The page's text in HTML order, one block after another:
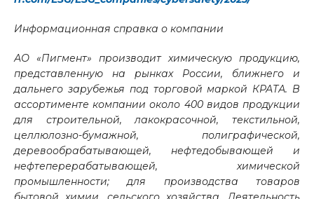
Информационная справка о компании
АО «Пигмент» производит химическую продукцию,
представленную на рынках России, ближнего и
дальнего зарубежья под торговой маркой КРАТА. В
ассортименте компании около 400 видов продукции
для строительной, лакокрасочной, текстильной,
целлюлозно-бумажной, полиграфической,
деревообрабатывающей, нефтедобывающей и
нефтеперерабатывающей, химической
промышленности; для производства товаров